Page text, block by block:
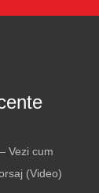
Vezi cum
(Video)